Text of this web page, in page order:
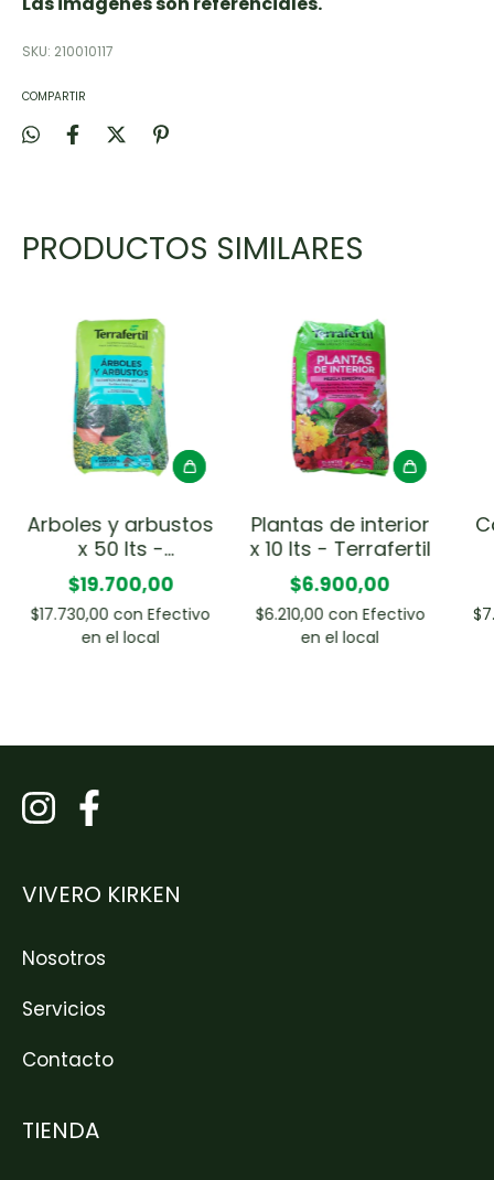
SKU: 210010117
COMPARTIR
PRODUCTOS SIMILARES
Arboles y arbustos
x 50 lts -
Terrafertil
$19.700,00
$17.730,00con Efectivo
en el local
Plantas de interior
x 10 lts - Terrafertil
$6.900,00
$6.210,00 con Efectivo
en el local
VIVERO KIRKEN
Nosotros
Servicios
Contacto
TIENDA